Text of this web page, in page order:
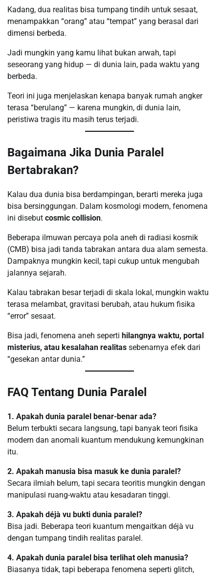
Kadang, dua realitas bisa tumpang tindih untuk sesaat,
menampakkan “orang” atau “tempat” yang berasal dari
dimensi berbeda.
Jadi mungkin yang kamu lihat bukan arwah, tapi
seseorang yang hidup — di dunia lain, pada waktu yang
berbeda.
Teori ini juga menjelaskan kenapa banyak rumah angker
terasa “berulang” — karena mungkin, di dunia lain,
peristiwa tragis itu masih terus terjadi.
Bagaimana Jika Dunia Paralel
Bertabrakan?
Kalau dua dunia bisa berdampingan, berarti mereka juga
bisa bersinggungan. Dalam kosmologi modern, fenomena
ini disebut cosmic collision.
Beberapa ilmuwan percaya pola aneh di radiasi kosmik
(CMB) bisa jadi tanda tabrakan antara dua alam semesta.
Dampaknya mungkin kecil, tapi cukup untuk mengubah
jalannya sejarah.
Kalau tabrakan besar terjadi di skala lokal, mungkin waktu
terasa melambat, gravitasi berubah, atau hukum fisika
“error” sesaat.
Bisa jadi, fenomena aneh seperti hilangnya waktu, portal
misterius, atau kesalahan realitas sebenarnya efek dari
“gesekan antar dunia.”
FAQ Tentang Dunia Paralel
1. Apakah dunia paralel benar-benar ada?
Belum terbukti secara langsung, tapi banyak teori fisika
modern dan anomali kuantum mendukung kemungkinan
itu.
2. Apakah manusia bisa masuk ke dunia paralel?
Secara ilmiah belum, tapi secara teoritis mungkin dengan
manipulasi ruang-waktu atau kesadaran tinggi.
3. Apakah déjà vu bukti dunia paralel?
Bisa jadi. Beberapa teori kuantum mengaitkan déjà vu
dengan tumpang tindih realitas paralel.
4. Apakah dunia paralel bisa terlihat oleh manusia?
Biasanya tidak, tapi beberapa fenomena seperti glitch,